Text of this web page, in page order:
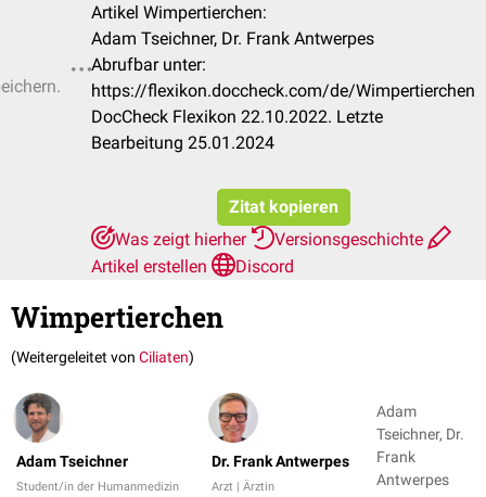
Artikel Wimpertierchen:
Adam Tseichner, Dr. Frank Antwerpes
Abrufbar unter:
https://flexikon.doccheck.com/de/Wimpertierchen
DocCheck Flexikon 22.10.2022. Letzte
Bearbeitung 25.01.2024
Zitat kopieren
Was zeigt hierher
Versionsgeschichte
Artikel erstellen
Discord
Wimpertierchen
(Weitergeleitet von Ciliaten)
Adam Tseichner
Student/in der Humanmedizin
Dr. Frank Antwerpes
Arzt | Ärztin
Adam
Tseichner, Dr.
Frank
Antwerpes